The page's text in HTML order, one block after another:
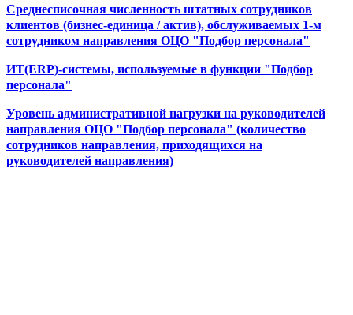
Среднесписочная численность штатных сотрудников
клиентов (бизнес-единица / актив), обслуживаемых 1-м
сотрудником направления ОЦО "Подбор персонала"
ИТ(ERP)-системы, используемые в функции "Подбор
персонала"
Уровень административной нагрузки на руководителей
направления ОЦО "Подбор персонала" (количество
сотрудников направления, приходящихся на
руководителей направления)